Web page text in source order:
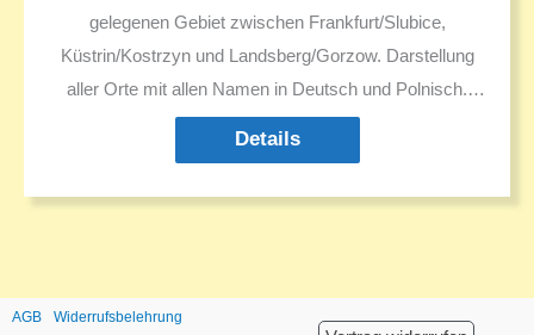
gelegenen Gebiet zwischen Frankfurt/Slubice,
Küstrin/Kostrzyn und Landsberg/Gorzow. Darstellung
aller Orte mit allen Namen in Deutsch und Polnisch.
Deutsche historische Ortsnamen und ggf. in den 1930er
Details
AGB Widerrufsbelehrung